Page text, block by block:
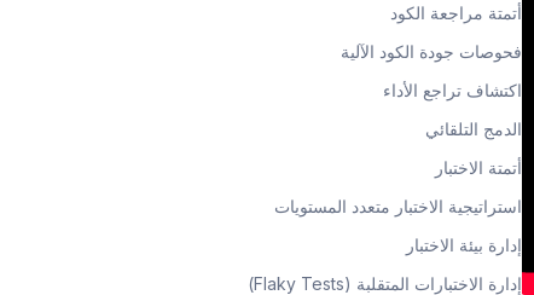
أتمتة مراجعة الكود
فحوصات جودة الكود الآلية
اكتشاف تراجع الأداء
الدمج التلقائي
أتمتة الاختبار
استراتيجية الاختبار متعدد المستويات
إدارة بيئة الاختبار
إدارة الاختبارات المتقلبة (Flaky Tests)